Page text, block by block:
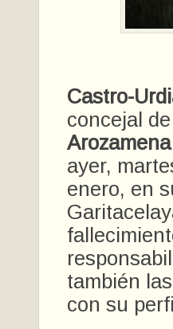
Castro-
concejal
ayer,
enero, en
también
con su